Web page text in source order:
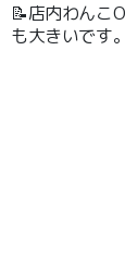
📝店内わんこ
も大きいです。